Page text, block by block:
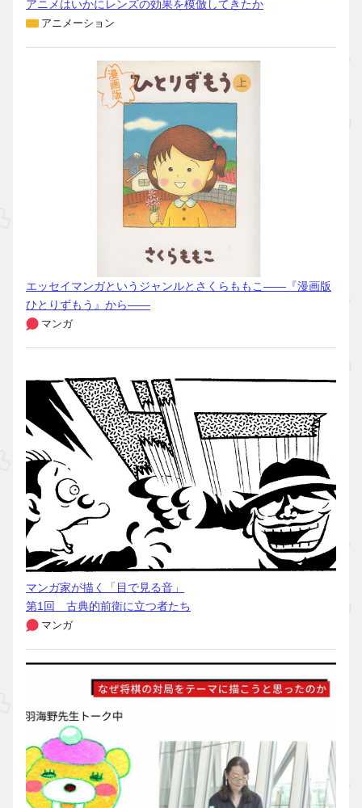
アニメはいかにレンズの効果を模倣してきたか
アニメーション
エッセイマンガというジャンルとさくらももこ――『漫画版
ひとりずもう』から――
マンガ
マンガ家が描く「目で見る音」
第1回 古典的前衛に立つ者たち
マンガ